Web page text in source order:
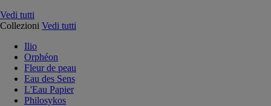
Vedi tutti
Collezioni Vedi tutti
Ilio
Orphéon
Fleur de peau
Eau des Sens
L'Eau Papier
Philosykos